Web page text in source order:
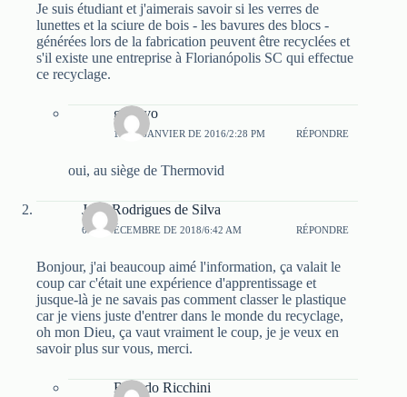
Je suis étudiant et j'aimerais savoir si les verres de
lunettes et la sciure de bois - les bavures des blocs -
générées lors de la fabrication peuvent être recyclées et
s'il existe une entreprise à Florianópolis SC qui effectue
ce recyclage.
gustavo
13 DE JANVIER DE 2016/2:28 PM RÉPONDRE
oui, au siège de Thermovid
João Rodrigues de Silva
6 DE DÉCEMBRE DE 2018/6:42 AM RÉPONDRE
Bonjour, j'ai beaucoup aimé l'information, ça valait le
coup car c'était une expérience d'apprentissage et
jusque-là je ne savais pas comment classer le plastique
car je viens juste d'entrer dans le monde du recyclage,
oh mon Dieu, ça vaut vraiment le coup, je je veux en
savoir plus sur vous, merci.
Ricardo Ricchini